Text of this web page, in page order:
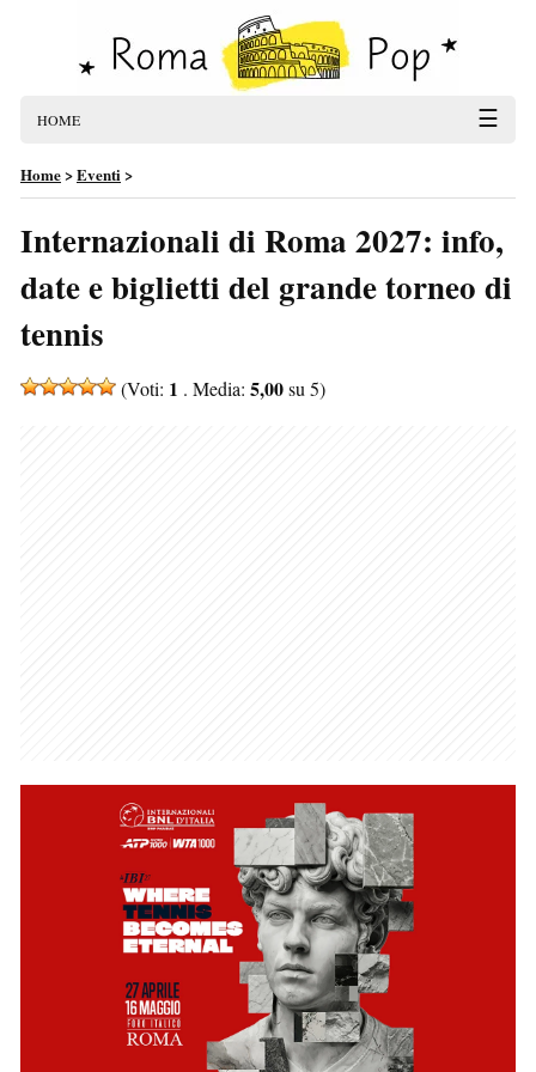
HOME ☰
Home>Eventi>
Internazionali di Roma 2027: info,
date e biglietti del grande torneo di
tennis
(Voti: 1 . Media: 5,00su 5)